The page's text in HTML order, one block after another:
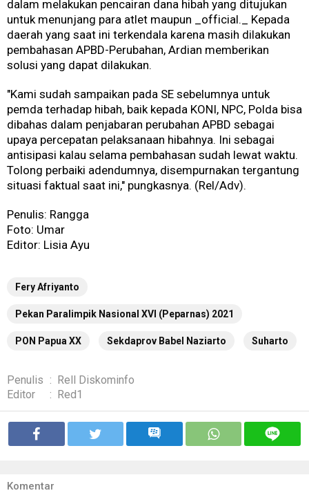
dalam melakukan pencairan dana hibah yang ditujukan
untuk menunjang para atlet maupun _official._ Kepada
daerah yang saat ini terkendala karena masih dilakukan
pembahasan APBD-Perubahan, Ardian memberikan
solusi yang dapat dilakukan.
"Kami sudah sampaikan pada SE sebelumnya untuk
pemda terhadap hibah, baik kepada KONI, NPC, Polda bisa
dibahas dalam penjabaran perubahan APBD sebagai
upaya percepatan pelaksanaan hibahnya. Ini sebagai
antisipasi kalau selama pembahasan sudah lewat waktu.
Tolong perbaiki adendumnya, disempurnakan tergantung
situasi faktual saat ini," pungkasnya. (Rel/Adv).
Penulis: Rangga
Foto: Umar
Editor: Lisia Ayu
Fery Afriyanto
Pekan Paralimpik Nasional XVI (Peparnas) 2021
PON Papua XX Sekdaprov Babel Naziarto Suharto
Penulis : Rell Diskominfo
Editor
: Red1
Komentar